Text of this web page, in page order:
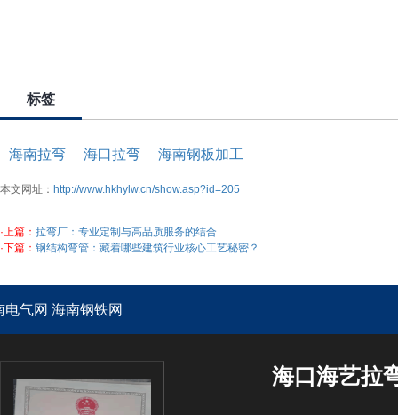
标签
海南拉弯 海口拉弯 海南钢板加工
本文网址： http://www.hkhylw.cn/show.asp?id=205
·上篇： 拉弯厂：专业定制与高品质服务的结合
·下篇： 钢结构弯管：藏着哪些建筑行业核心工艺秘密？
电气网 海南钢铁网
海口海艺拉